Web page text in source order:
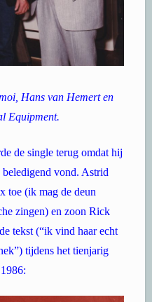
Hans van Hemert en
Equipment.
de single terug omdat hij
vond. Astrid
toe (ik mag de deun
zingen) en zoon Rick
tekst (“ik vind haar echt
tijdens het tienjarig